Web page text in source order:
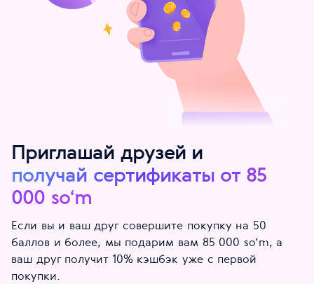
Приглашай друзей и
получай сертификаты от 85
000 so‘m
Если вы и ваш друг совершите покупку на 50
баллов и более, мы подарим вам 85 000 so‘m, а
ваш друг получит 10% кэшбэк уже с первой
покупки.